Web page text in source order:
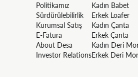
Politikamız
Sürdürülebilirlik
Kurumsal Satış
E-Fatura
About Desa
Investor Relations
Kadın Babet
Erkek Loafer
Kadın Çanta
Erkek Çanta
Kadın Deri
Erkek Deri